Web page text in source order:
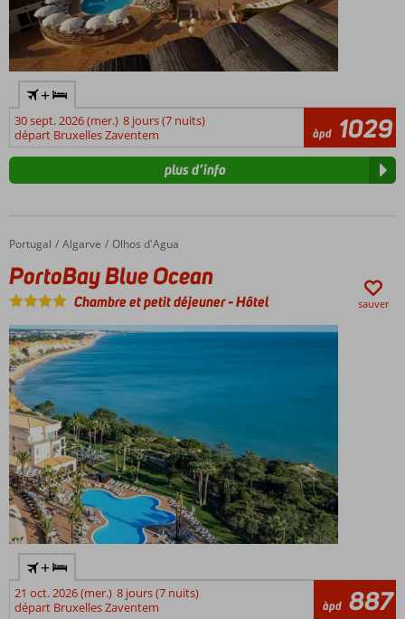
+
30 sept. 2026 (mer.) 8 jours (7 nuits)
départ Bruxelles Zaventem
àpd 1029
plus d’info
Accueil
Portugal Algarve Olhos d'Agua
PortoBay Blue Ocean
PortoBay Blue Ocean
Chambre et petit déjeuner-Hôtel sauver
+
21 oct. 2026 (mer.) 8 jours (7 nuits)
départ Bruxelles Zaventem
àpd 887